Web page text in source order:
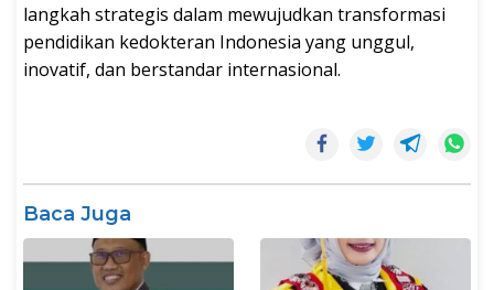
langkah strategis dalam mewujudkan transformasi
pendidikan kedokteran Indonesia yang unggul,
inovatif, dan berstandar internasional.
Baca Juga